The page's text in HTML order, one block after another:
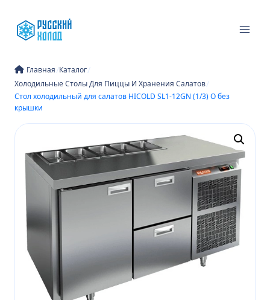
содержимому
Главная/Каталог/
Холодильные Столы Для Пиццы И Хранения Салатов/
Стол холодильный для салатов HICOLD SL1-12GN (1/3) О без
крышки